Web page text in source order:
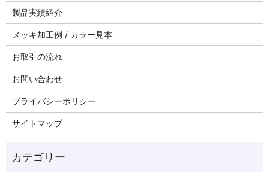
製品実績紹介
メッキ加工例 / カラー見本
お取引の流れ
お問い合わせ
プライバシーポリシー
サイトマップ